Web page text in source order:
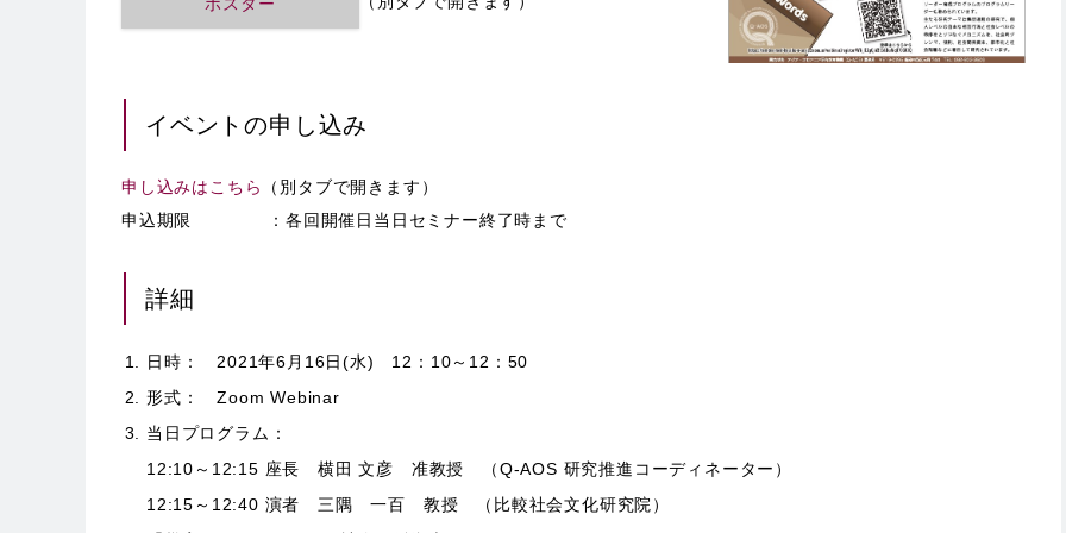
ポスター
イベントの申し込み
申し込みはこちら
（別タブで開きます）
申込期限 ：各回開催日当日セミナー終了時まで
詳細
日時： 2021年6月16日(水) 12：10～12：50
形式： Zoom Webinar
当日プログラム：
12:10～12:15 座長 横田 文彦 准教授 （Q-AOS 研究推進コーディネーター）
12:15～12:40 演者 三隅 一百 教授 （比較社会文化研究院）